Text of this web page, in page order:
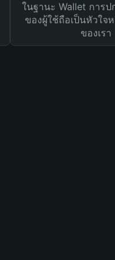
ในฐานะ Wallet การ
ของผู้ใช้ถือเป็นหัวใจ
ของเรา